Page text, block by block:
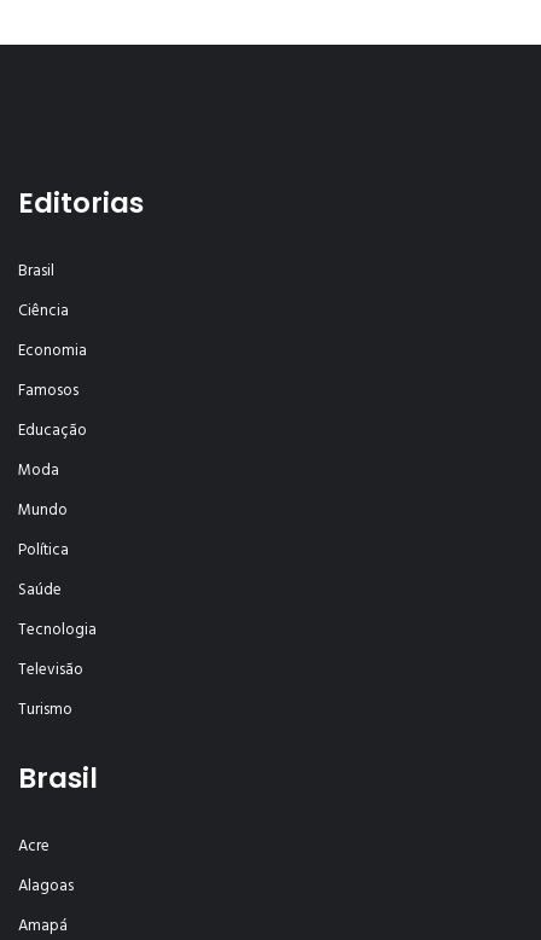
Editorias
Brasil
Ciência
Economia
Famosos
Educação
Moda
Mundo
Política
Saúde
Tecnologia
Televisão
Turismo
Brasil
Acre
Alagoas
Amapá